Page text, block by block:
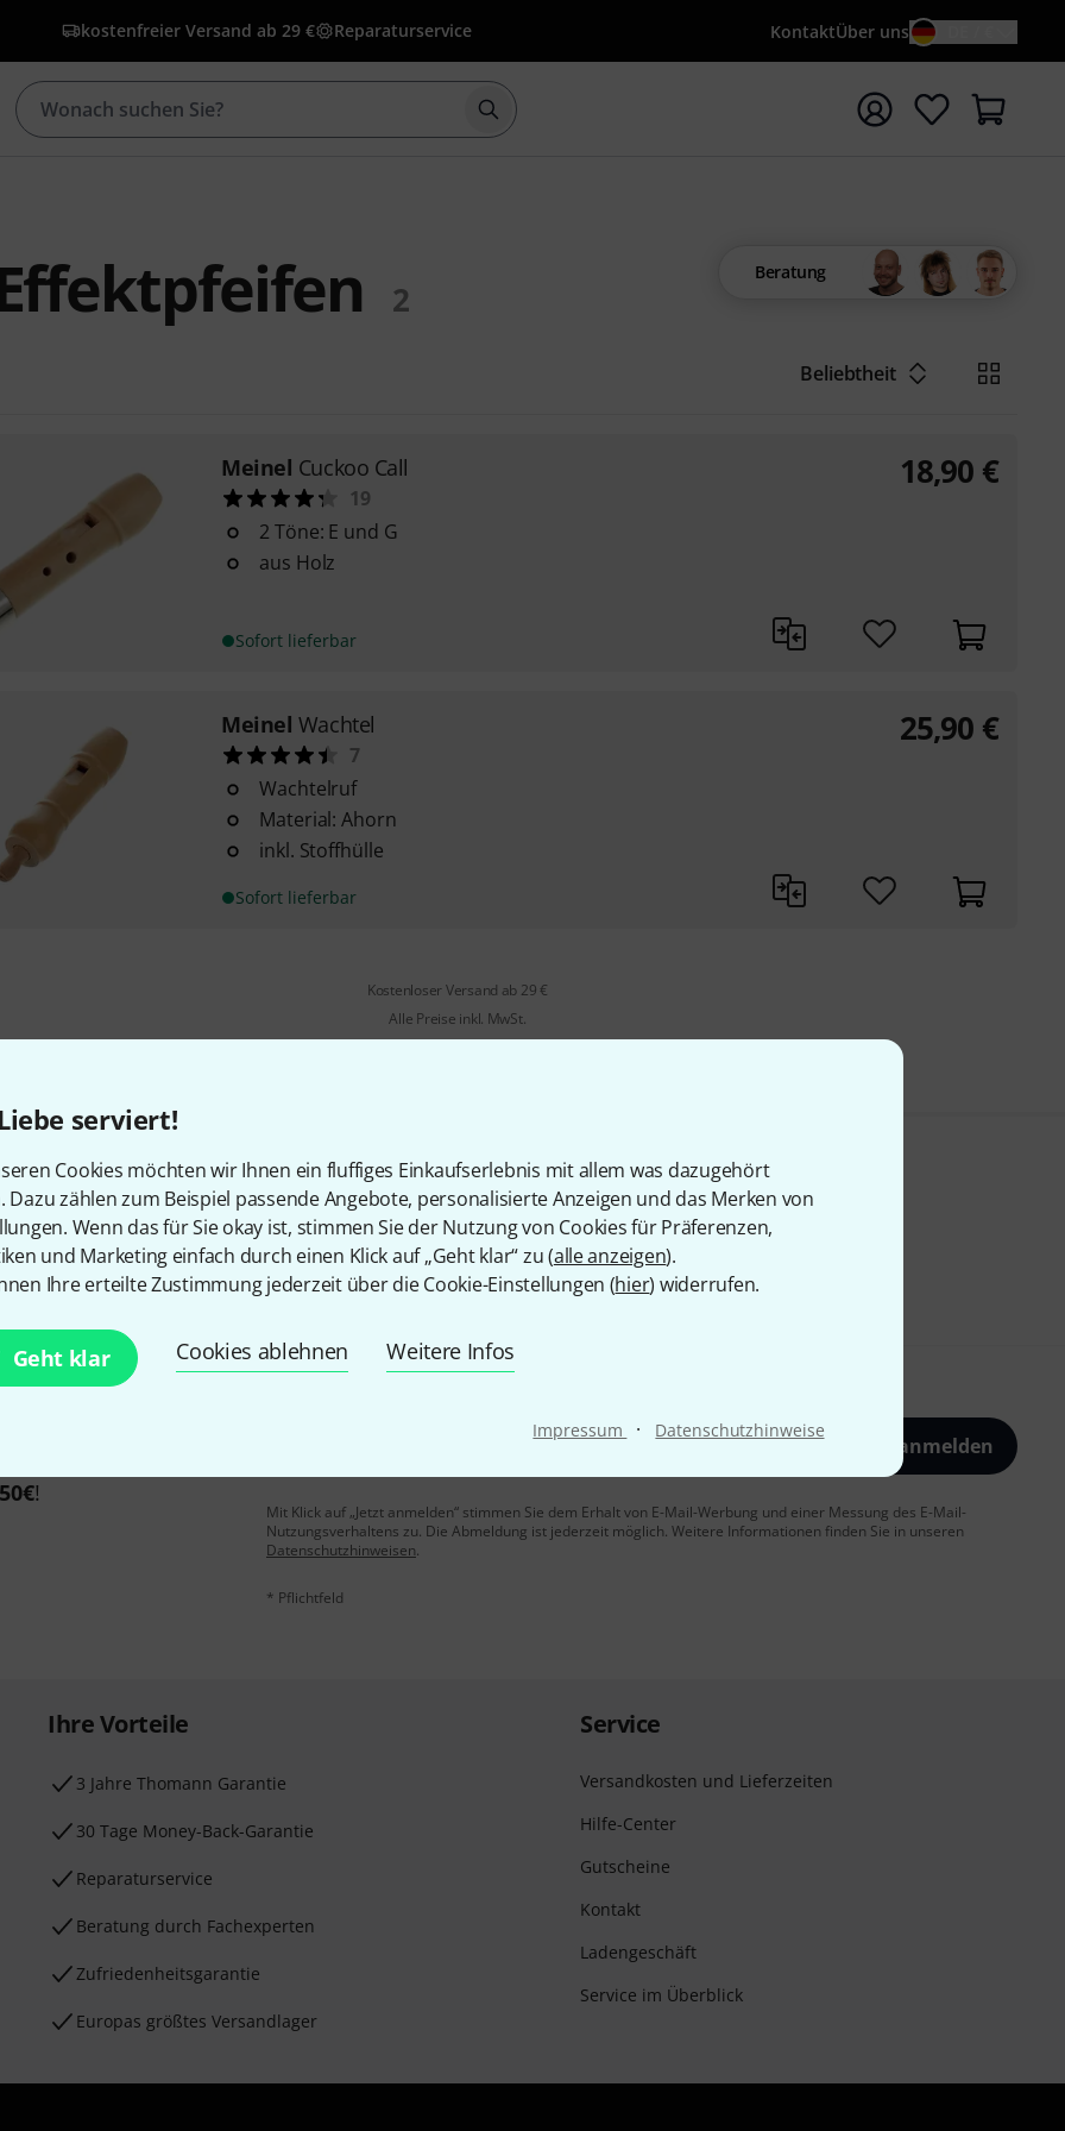
serviert!
Cookies möchten wir Ihnen ein fluffiges Einkaufserlebnis mit allem was dazugehört
Dazu zählen zum Beispiel passende Angebote, personalisierte Anzeigen und das Merken von
Wenn das für Sie okay ist, stimmen Sie der Nutzung von Cookies für Präferenzen,
und Marketing einfach durch einen Klick auf „Geht klar“ zu (alle anzeigen).
Ihre erteilte Zustimmung jederzeit über die Cookie-Einstellungen (hier) widerrufen.
Geht klar Cookies ablehnen Weitere Infos
Impressum · Datenschutzhinweise
kostenfreier Versand ab 29 € Reparaturservice KontaktÜber uns
Suche mit Suchwort {searchTerm} starten
2
Beratung
Beliebtheit
Meinel Cuckoo Call
19
2 Töne: E und G
aus Holz
Sofort lieferbar
18,90 €
Meinel Wachtel
7
Wachtelruf
Material: Ahorn
inkl. Stoffhülle
Sofort lieferbar
25,90 €
Kostenloser Versand ab 29 €
Alle Preise inkl. MwSt.
Gefällt Ihnen, was Sie sehen?
Teilen Hilfe & Feedback
mit etwas Glück
50€!
Jetzt anmelden
Mit Klick auf „Jetzt anmelden“ stimmen Sie dem Erhalt von E-Mail-Werbung und einer Messung des E-Mail-
Nutzungsverhaltens zu. Die Abmeldung ist jederzeit möglich. Weitere Informationen finden Sie in unseren
Datenschutzhinweisen.
* Pflichtfeld
Ihre Vorteile
3 Jahre Thomann Garantie
30 Tage Money-Back-Garantie
Reparaturservice
Beratung durch Fachexperten
Zufriedenheitsgarantie
Europas größtes Versandlager
Service
Versandkosten und Lieferzeiten
Hilfe-Center
Gutscheine
Kontakt
Ladengeschäft
Service im Überblick